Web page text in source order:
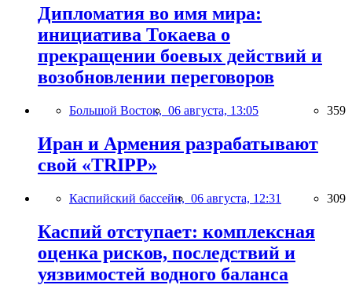
Дипломатия во имя мира:
инициатива Токаева о
прекращении боевых действий и
возобновлении переговоров
Большой Восток, 06 августа, 13:05 359
Иран и Армения разрабатывают
свой «TRIPP»
Каспийский бассейн, 06 августа, 12:31 309
Каспий отступает: комплексная
оценка рисков, последствий и
уязвимостей водного баланса